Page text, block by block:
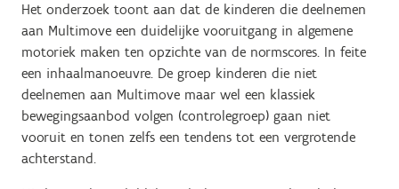
Het onderzoek toont aan dat de kinderen die deelnemen
aan Multimove een duidelijke vooruitgang in algemene
motoriek maken ten opzichte van de normscores. In feite
een inhaalmanoeuvre. De groep kinderen die niet
deelnemen aan Multimove maar wel een klassiek
bewegingsaanbod volgen (controlegroep) gaan niet
vooruit en tonen zelfs een tendens tot een vergrotende
achterstand.